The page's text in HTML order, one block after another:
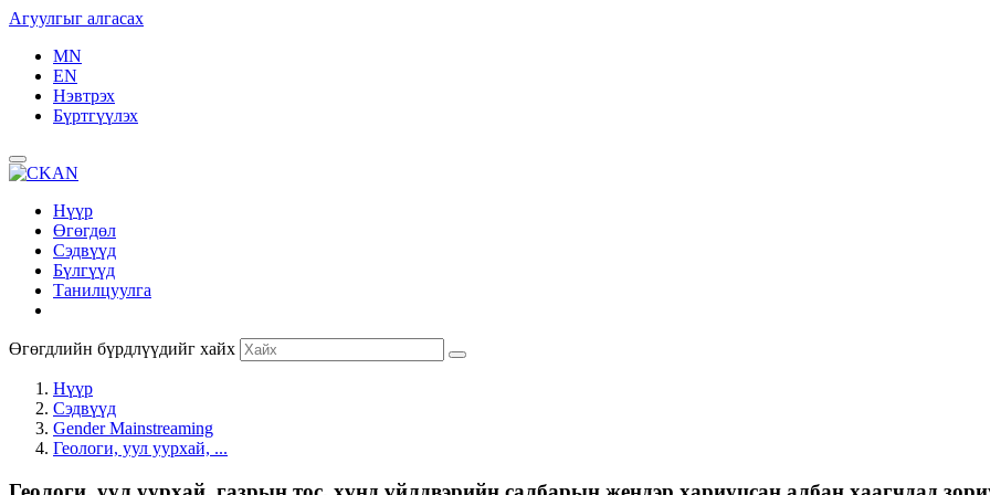
Агуулгыг алгасах
MN
EN
Нэвтрэх
Бүртгүүлэх
Нүүр
Өгөгдөл
Сэдвүүд
Бүлгүүд
Танилцуулга
Өгөгдлийн бүрдлүүдийг хайх
Нүүр
Сэдвүүд
Gender Mainstreaming
Геологи, уул уурхай, ...